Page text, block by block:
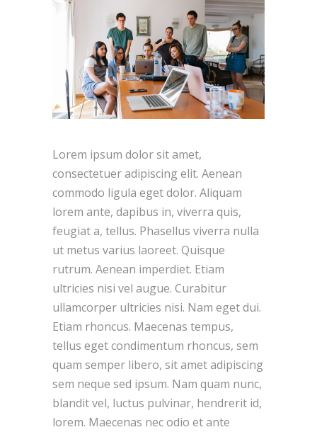
Lorem ipsum dolor sit amet,
consectetuer adipiscing elit. Aenean
commodo ligula eget dolor. Aliquam
lorem ante, dapibus in, viverra quis,
feugiat a, tellus. Phasellus viverra nulla
ut metus varius laoreet. Quisque
rutrum. Aenean imperdiet. Etiam
ultricies nisi vel augue. Curabitur
ullamcorper ultricies nisi. Nam eget dui.
Etiam rhoncus. Maecenas tempus,
tellus eget condimentum rhoncus, sem
quam semper libero, sit amet adipiscing
sem neque sed ipsum. Nam quam nunc,
blandit vel, luctus pulvinar, hendrerit id,
lorem. Maecenas nec odio et ante